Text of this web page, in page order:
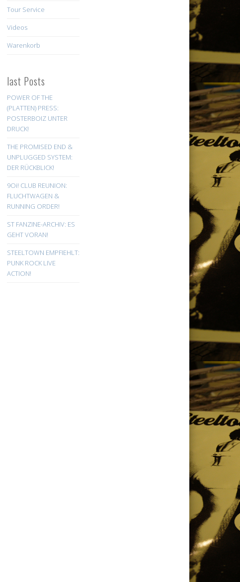
Tour Service
Videos
Warenkorb
last Posts
POWER OF THE
(PLATTEN) PRESS:
POSTERBOIZ UNTER
DRUCK!
THE PROMISED END &
UNPLUGGED SYSTEM:
DER RÜCKBLICK!
9Oi! CLUB REUNION:
FLUCHTWAGEN &
RUNNING ORDER!
ST FANZINE-ARCHIV: ES
GEHT VORAN!
STEELTOWN EMPFIEHLT:
PUNK ROCK LIVE
ACTION!